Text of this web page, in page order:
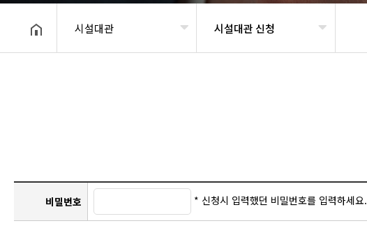
시설대관 시설대관 신청
비밀번호 * 신청시 입력했던 비밀번호를 입력하세요.